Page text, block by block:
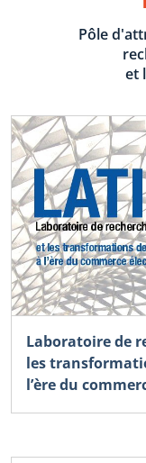
Pôle
et
Laboratoire de
les
l’ère du